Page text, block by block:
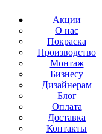
Акции
О нас
Покраска
Производство
Монтаж
Бизнесу
Дизайнерам
Блог
Оплата
Доставка
Контакты